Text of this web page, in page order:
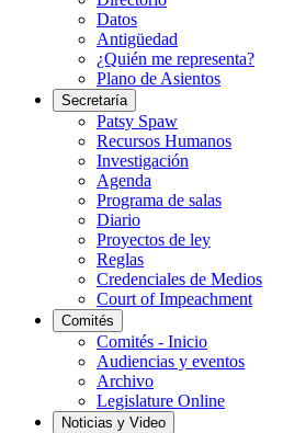
Datos
Antigüedad
¿Quién me representa?
Plano de Asientos
Secretaría
Patsy Spaw
Recursos Humanos
Investigación
Agenda
Programa de salas
Diario
Proyectos de ley
Reglas
Credenciales de Medios
Court of Impeachment
Comités
Comités - Inicio
Audiencias y eventos
Archivo
Legislature Online
Noticias y Video